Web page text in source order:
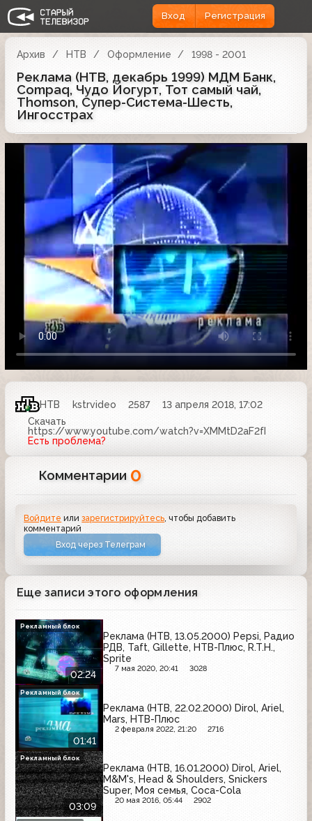
Вход Регистрация
Архив НТВ Оформление 1998 - 2001
Реклама (НТВ, декабрь 1999) МДМ Банк,
Compaq, Чудо Йогурт, Тот самый чай,
Thomson, Супер-Система-Шесть,
Ингосстрах
НТВ kstrvideo 2587
13 апреля 2018, 17:02
Скачать
https://www.youtube.com/watch?v=XMMtD2aF2fI
Есть проблема?
Комментарии 0
Войдите илизарегистрируйтесь, чтобы добавить
комментарий
Вход через Телеграм
Еще записи этого оформления
02:24
Реклама (НТВ, 13.05.2000) Pepsi, Радио
РДВ, Taft, Gillette, НТВ-Плюс, R.T.H.,
Sprite
7 мая 2020, 20:41 3028
Рекламный блок
01:41
Реклама (НТВ, 22.02.2000) Dirol, Ariel,
Mars, НТВ-Плюс
2 февраля 2022, 21:20 2716
Рекламный блок
03:09
Реклама (НТВ, 16.01.2000) Dirol, Ariel,
M&M's, Head & Shoulders, Snickers
Super, Моя семья, Coca-Cola
20 мая 2016, 05:44 2902
Рекламный блок